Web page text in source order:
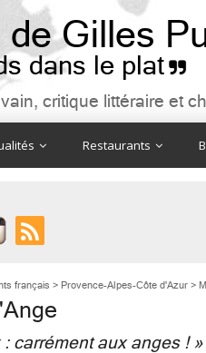
de Gilles
dans le plat 
critique littéraire et
Restaurants

français > Provence-Alpes-Côte d'Azur >
carrément aux anges ! »